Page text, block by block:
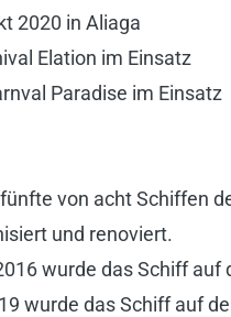
2020 in Aliaga
Elation im Einsatz
Paradise im Einsatz
von acht Schiffen
und renoviert.
wurde das Schiff
wurde das Schiff auf